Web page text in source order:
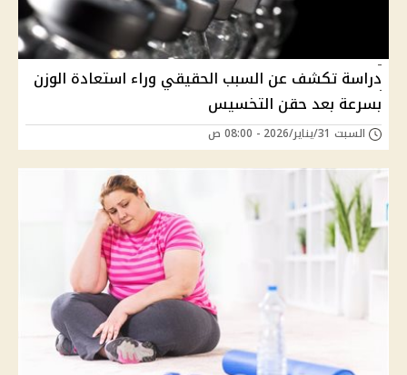
دراسة تكشف عن السبب الحقيقي وراء استعادة الوزن
بسرعة بعد حقن التخسيس
السبت 31/يناير/2026 - 08:00 ص